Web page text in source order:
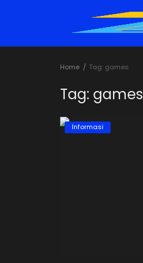
Home Tag: games
Tag: games
Informasi